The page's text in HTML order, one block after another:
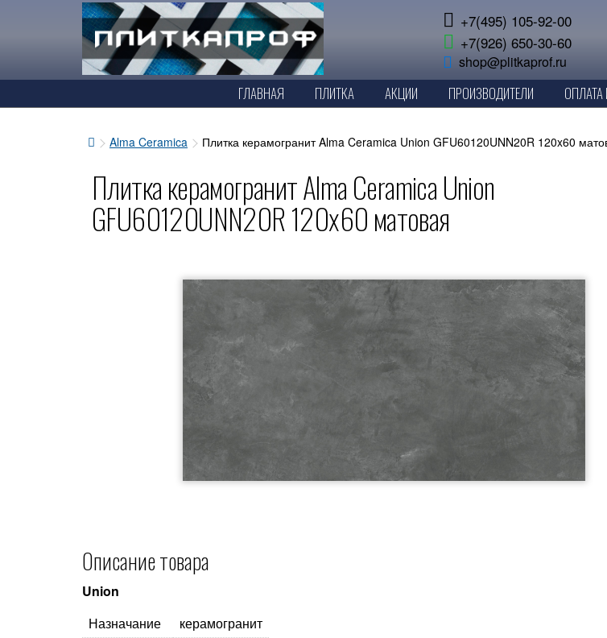
+7(495) 105-92-00
+7(926) 650-30-60
shop@plitkaprof.ru
ГЛАВНАЯ ПЛИТКА АКЦИИ ПРОИЗВОДИТЕЛИ
Alma Ceramica Плитка керамогранит Alma Ceramica Union GFU60120UNN20R 120x60
Плитка керамогранит Alma Ceramica Union
GFU60120UNN20R 120x60 матовая
Описание товара
Union
Назначание
керамогранит